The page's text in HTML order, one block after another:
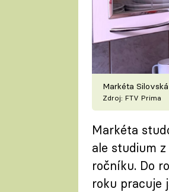
Markéta Silovská
Zdroj: FTV Prima
Markéta
ale studium
ročníku. Do
roku pracuje